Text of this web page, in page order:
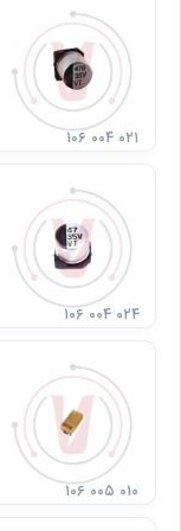
۱۰۶ ۰۰۴ ۰۲۱
۱۰۶ ۰۰۴ ۰۲۴
۱۰۶ ۰۰۵ ۰۱۰